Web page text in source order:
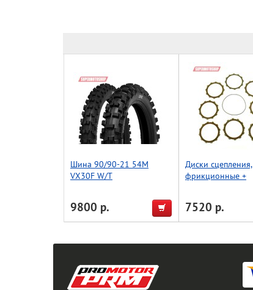
Шина 90/90-21 54M
VX30F W/T
9800 р.
Диски сцепления,
фрикционные +
7520 р.